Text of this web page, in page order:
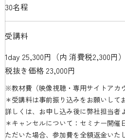
30名程
受講料
1day 25,300円（内 消費税2,300円）
税抜き価格 23,000円
※教材費（映像視聴・専用サイトアカ
＊受講料は事前振り込みをお願いして
詳しくは、お申し込み後に弊社担当者
＊キャンセルについて：セミナー開催
ただいた場合、参加費を全額返金いた